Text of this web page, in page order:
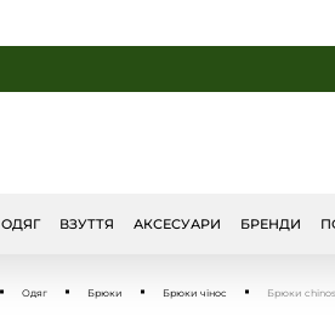
БРЕНДИ
ОДЯГ ВЗУТТЯ АКСЕСУАРИ
Одяг Брюки Брюки чінос Брюки